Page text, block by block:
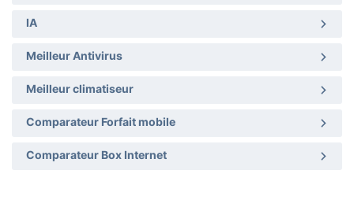
IA
Meilleur Antivirus
Meilleur climatiseur
Comparateur Forfait mobile
Comparateur Box Internet